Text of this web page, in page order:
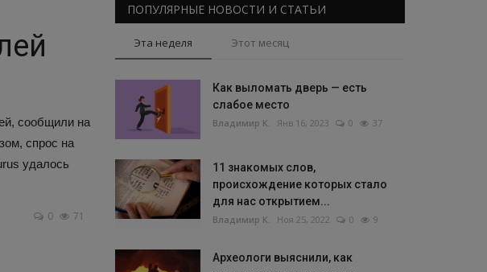
сообщили на
спрос на
удалось
0 71
ПОПУЛЯРНЫЕ НОВОСТИ И СТАТЬИ
Эта неделя Этот месяц
Как выломать дверь — есть
слабое место
Владимир К. Янв 16, 2023 0 37
11 знакомых слов,
происхождение которых стало
для нас открытием...
Владимир К. Ноя 25, 2022 0 9
Археологи выяснили, как